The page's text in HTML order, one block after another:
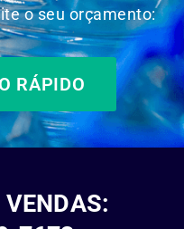
o seu orçamento:
RÁPIDO